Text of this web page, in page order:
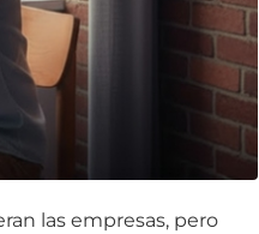
las empresas, pero